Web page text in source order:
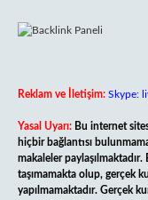
Reklam ve İletişim: Skype:
Yasal Uyarı: Bu internet
hiçbir bağlantısı
makaleler
taşımamakta olup, gerçek
yapılmamaktadır. Gerçek